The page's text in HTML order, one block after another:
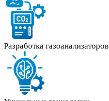
Разработка газоанализаторов